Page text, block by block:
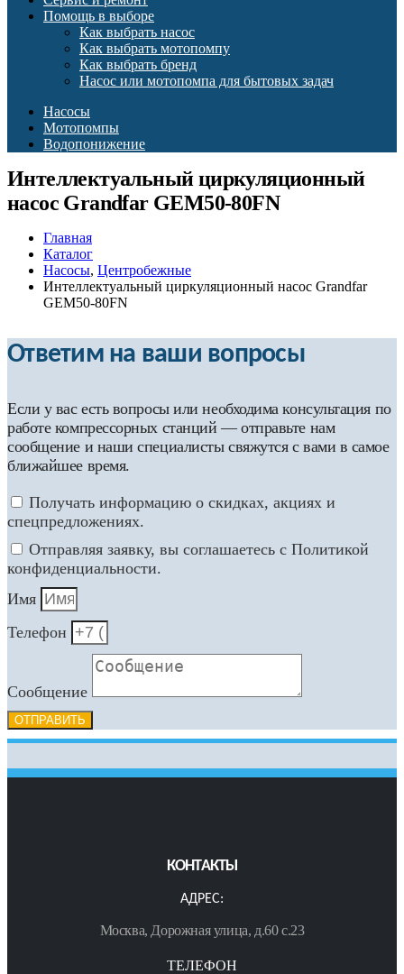
Помощь в выборе
Как выбрать насос
Как выбрать мотопомпу
Как выбрать бренд
Насос или мотопомпа для бытовых задач
Насосы
Мотопомпы
Водопонижение
Интеллектуальный циркуляционный
насос Grandfar GEM50-80FN
Главная
Каталог
Насосы, Центробежные
Интеллектуальный циркуляционный насос Grandfar
GEM50-80FN
Ответим на ваши вопросы
Если у вас есть вопросы или необходима консультация по
работе компрессорных станций — отправьте нам
сообщение и наши специалисты свяжутся с вами в самое
ближайшее время.
Получать информацию о скидках, акциях и
спецпредложениях.
Отправляя заявку, вы соглашаетесь с Политикой
конфиденциальности.
Имя
Телефон
Сообщение
ОТПРАВИТЬ
КОНТАКТЫ
АДРЕС:
Москва, Дорожная улица, д.60 с.23
ТЕЛЕФОН